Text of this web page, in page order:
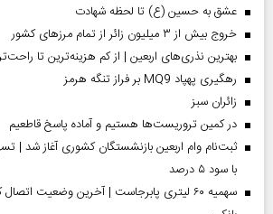
عشق به حسین (ع) تا لحظه شهادت
خروج بیش از ۳ میلیون زائر از تمام مرز‌های کشور
بهترین نذری‌های اربعین | از کم هزینه‌ترین تا
رهگیری پهپاد MQ9 بر فراز تنگه هرمز
‌زائران سبز
در کمین تروریست‌ها هستیم و آماده پاسخ قاطعیم
با سود ۵ درصد
سهمیه ۶۰ لیتری پابرجاست | آخرین وضعیت